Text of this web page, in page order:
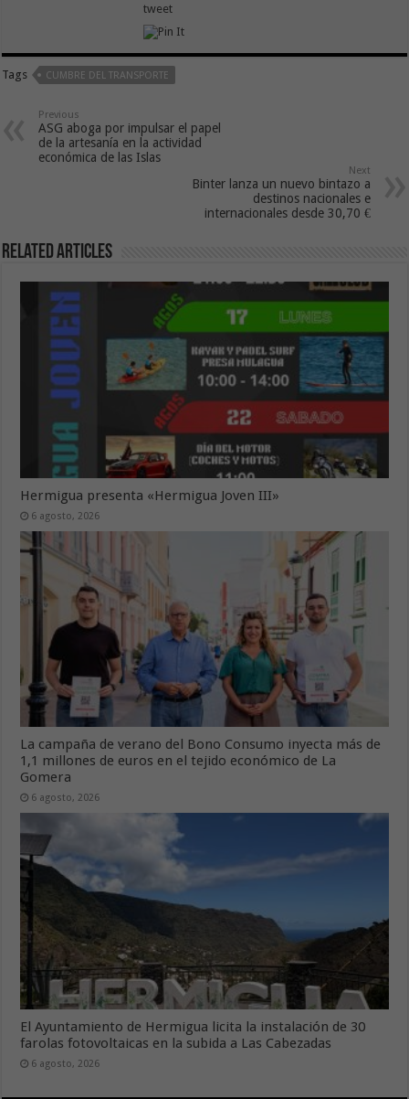
tweet
Tags CUMBRE DEL TRANSPORTE
Previous
ASG aboga por impulsar el papel
de la artesanía en la actividad
económica de las Islas
Next
Binter lanza un nuevo bintazo a
destinos nacionales e
internacionales desde 30,70 €
Related Articles
Hermigua presenta «Hermigua Joven III»
6 agosto, 2026
La campaña de verano del Bono Consumo inyecta más de
1,1 millones de euros en el tejido económico de La
Gomera
6 agosto, 2026
El Ayuntamiento de Hermigua licita la instalación de 30
farolas fotovoltaicas en la subida a Las Cabezadas
6 agosto, 2026